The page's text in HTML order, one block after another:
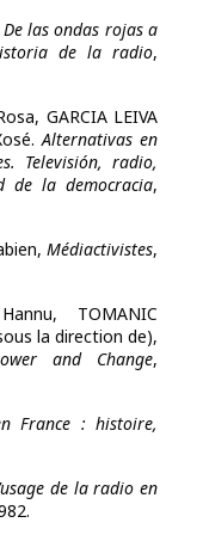
De las ondas rojas a
de la radio,
GARCIA LEIVA
Alternativas en
Televisión, radio,
de la democracia,
Médiactivistes,
TOMANIC
la direction de),
and Change,
France : histoire,
de la radio en